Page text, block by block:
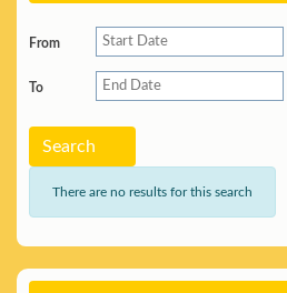
From
To
Search
There are no results for this search